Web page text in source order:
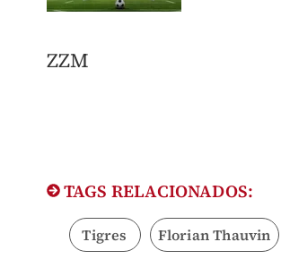
ZZM
TAGS RELACIONADOS:
Tigres Florian Thauvin